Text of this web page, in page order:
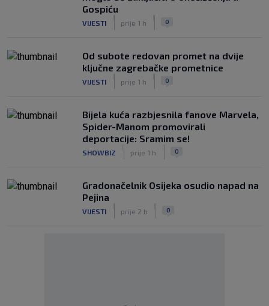
Gospiću
VIJESTI prije 1 h 0
Od subote redovan promet na dvije
ključne zagrebačke prometnice
VIJESTI prije 1 h 0
Bijela kuća razbjesnila fanove Marvela,
Spider-Manom promovirali
deportacije: Sramim se!
SHOWBIZ prije 1 h 0
Gradonačelnik Osijeka osudio napad na
Pejina
VIJESTI prije 2 h 0